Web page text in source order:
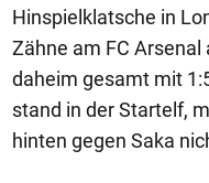
Hinspielklatsche in
Zähne am FC Arsenal
daheim gesamt mit
stand in der Startelf,
hinten gegen Saka